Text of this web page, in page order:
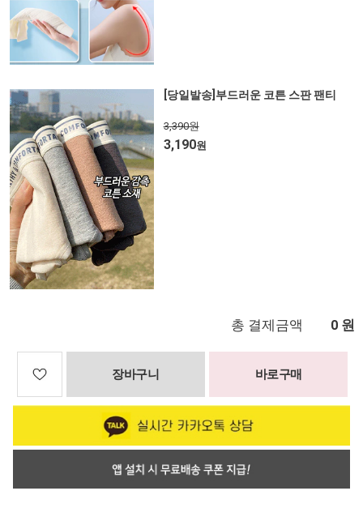
[당일발송]부드러운 코튼 스판 팬티
3,390원
3,190원
총 결제금액 0 원
장바구니 바로구매